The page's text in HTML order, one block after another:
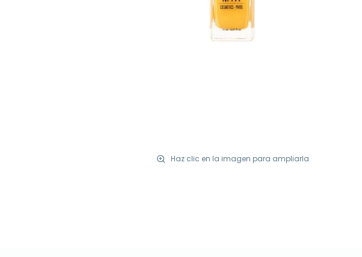
Haz clic en la imagen para ampliarla